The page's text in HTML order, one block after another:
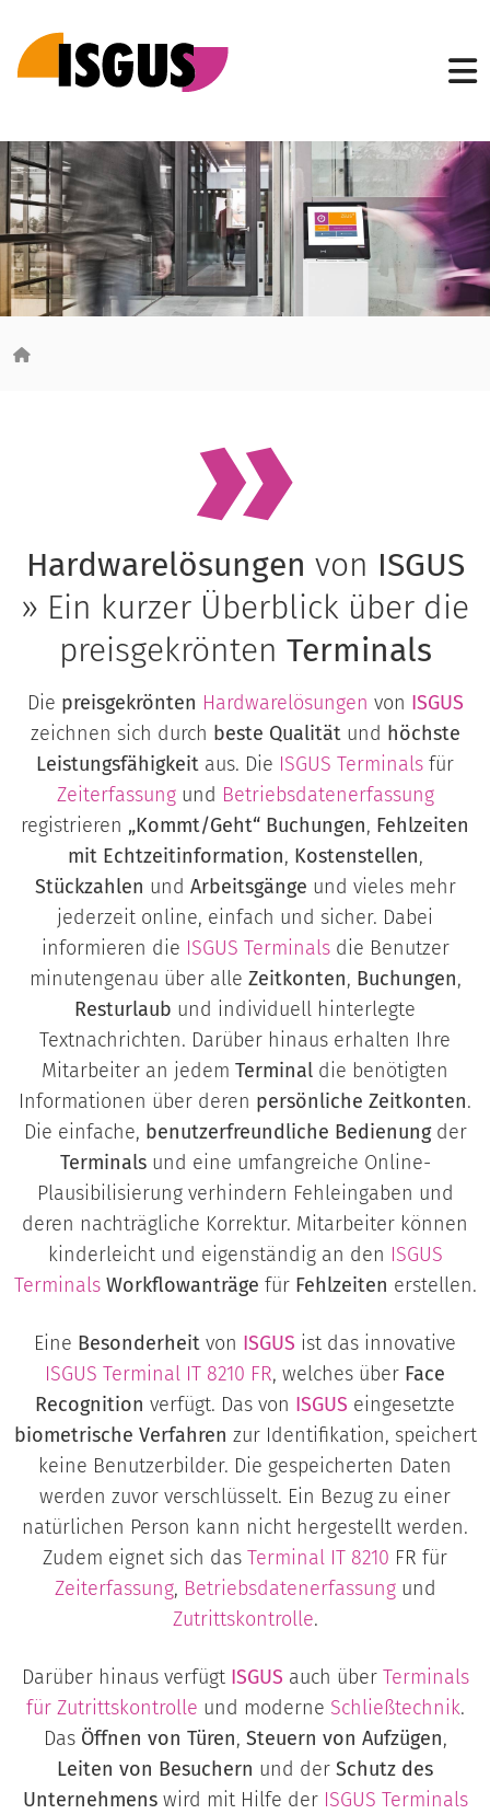
Hardwarelösungen von ISGUS
» Ein kurzer Überblick über die
preisgekrönten Terminals
Die preisgekrönten Hardwarelösungen von ISGUS
zeichnen sich durch beste Qualitätund höchste
Leistungsfähigkeit aus. Die ISGUS Terminals für
Zeiterfassungund Betriebsdatenerfassung
registrieren „Kommt/Geht“ Buchungen, Fehlzeiten
mit Echtzeitinformation, Kostenstellen,
Stückzahlen und Arbeitsgänge und vieles mehr
jederzeit online, einfach und sicher. Dabei
informieren die ISGUS Terminals die Benutzer
minutengenau über alle Zeitkonten, Buchungen,
Resturlaub und individuell hinterlegte
Textnachrichten. Darüber hinaus erhalten Ihre
Mitarbeiter an jedem Terminal die benötigten
Informationen über deren persönliche Zeitkonten.
Die einfache, benutzerfreundliche Bedienung der
Terminals und eine umfangreiche Online-
Plausibilisierung verhindern Fehleingaben und
deren nachträgliche Korrektur. Mitarbeiter können
kinderleicht und eigenständig an den ISGUS
Terminals Workflowanträge für Fehlzeiten erstellen.
Eine Besonderheit von ISGUS ist das innovative
ISGUS Terminal IT 8210 FR, welches über Face
Recognition verfügt. Das von ISGUS eingesetzte
biometrische Verfahren zur Identifikation, speichert
keine Benutzerbilder. Die gespeicherten Daten
werden zuvor verschlüsselt. Ein Bezug zu einer
natürlichen Person kann nicht hergestellt werden.
Zudem eignet sich das Terminal IT 8210 FR für
Zeiterfassung, Betriebsdatenerfassung und
Zutrittskontrolle.
Darüber hinaus verfügt ISGUS auch über Terminals
für Zutrittskontrolle und moderne Schließtechnik.
Das Öffnen von Türen, Steuern von Aufzügen,
Leiten von Besuchern und der Schutz des
Unternehmenswird mit Hilfe derISGUS Terminals